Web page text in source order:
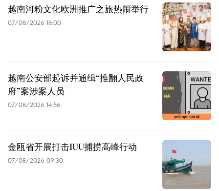
越南河粉文化欧洲推广之旅热闹举行
07/08/2026 18:00
越南公安部起诉并通缉“推翻人民政
府”案涉案人员
07/08/2026 14:56
金瓯省开展打击IUU捕捞高峰行动
07/08/2026 09:30